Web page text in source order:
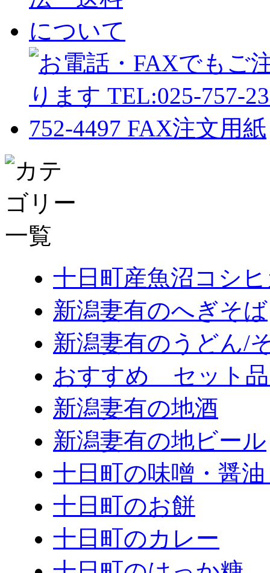
十日町産魚沼コシ
新潟妻有のへぎそば
新潟妻有のうどん/
おすすめ セット
新潟妻有の地酒
新潟妻有の地ビール
十日町の味噌・醤
十日町のお餅
十日町のカレー